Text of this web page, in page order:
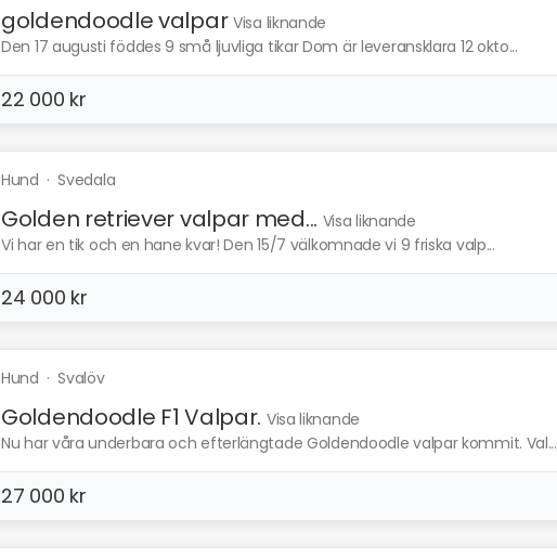
goldendoodle valpar Visa liknande
Den 17 augusti föddes 9 små ljuvliga tikar Dom är leveransklara 12 okto...
22 000 kr
Hund ·Svedala
Golden retriever valpar med... Visa liknande
Vi har en tik och en hane kvar! Den 15/7 välkomnade vi 9 friska valp...
24 000 kr
Hund ·Svalöv
Goldendoodle F1 Valpar. Visa liknande
Nu har våra underbara och efterlängtade Goldendoodle valpar kommit. Val...
27 000 kr